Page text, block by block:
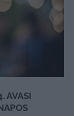
AVASI